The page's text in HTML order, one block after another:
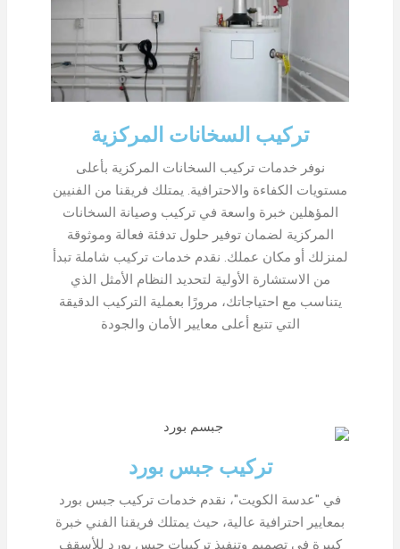
تركيب السخانات المركزية
نوفر خدمات تركيب السخانات المركزية بأعلى
مستويات الكفاءة والاحترافية. يمتلك فريقنا من الفنيين
المؤهلين خبرة واسعة في تركيب وصيانة السخانات
المركزية لضمان توفير حلول تدفئة فعالة وموثوقة
لمنزلك أو مكان عملك. نقدم خدمات تركيب شاملة تبدأ
من الاستشارة الأولية لتحديد النظام الأمثل الذي
يتناسب مع احتياجاتك، مرورًا بعملية التركيب الدقيقة
التي تتبع أعلى معايير الأمان والجودة
تركيب جبس بورد
في "عدسة الكويت"، نقدم خدمات تركيب جبس بورد
بمعايير احترافية عالية، حيث يمتلك فريقنا الفني خبرة
كبيرة في تصميم وتنفيذ تركيبات جبس بورد للأسقف